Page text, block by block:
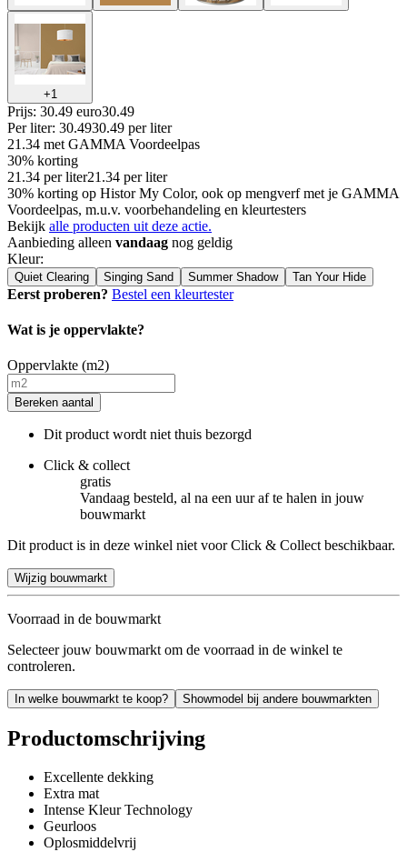
+1
Prijs: 30.49 euro30.49
Per liter: 30.4930.49 per liter
21.34 met GAMMA Voordeelpas
30% korting
21.34 per liter21.34 per liter
30% korting op Histor My Color, ook op mengverf met je GAMMA
Voordeelpas, m.u.v. voorbehandeling en kleurtesters
Bekijk alle producten uit deze actie.
Aanbieding alleen vandaag nog geldig
Kleur:
Quiet Clearing Singing Sand Summer Shadow Tan Your Hide
Eerst proberen? Bestel een kleurtester
Wat is je oppervlakte?
Oppervlakte (m2)
Bereken aantal
Dit product wordt niet thuis bezorgd
Click & collect
gratis
Vandaag besteld, al na een uur af te halen in jouw
bouwmarkt
Dit product is in deze winkel niet voor Click & Collect beschikbaar.
Wijzig bouwmarkt
Voorraad in de bouwmarkt
Selecteer jouw bouwmarkt om de voorraad in de winkel te
controleren.
In welke bouwmarkt te koop? Showmodel bij andere bouwmarkten
Productomschrijving
Excellente dekking
Extra mat
Intense Kleur Technology
Geurloos
Oplosmiddelvrij